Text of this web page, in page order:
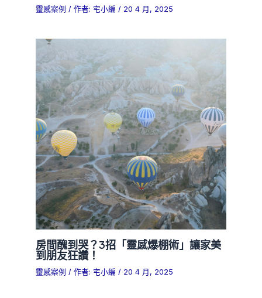
靈感案例 / 作者: 宅小編/ 20 4 月, 2025
房間醜到哭？3招「靈感爆棚術」讓家美
到朋友狂讚！
靈感案例 / 作者: 宅小編 / 20 4 月, 2025